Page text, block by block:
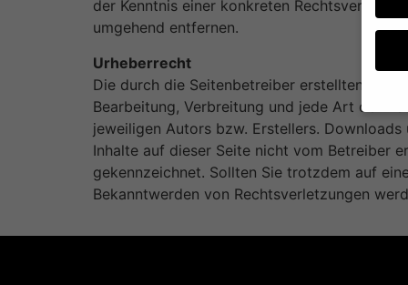
der Kenntnis einer konkreten
umgehend entfernen.
Urheberrecht
Die durch die Seitenbetreiber erstellten
Bearbeitung, Verbreitung und jede Art der
jeweiligen Autors bzw. Erstellers.
Inhalte auf dieser Seite nicht vom Betreiber
gekennzeichnet. Sollten Sie trotzdem auf
Bekanntwerden von Rechtsverletzungen
Wir
von
(z.